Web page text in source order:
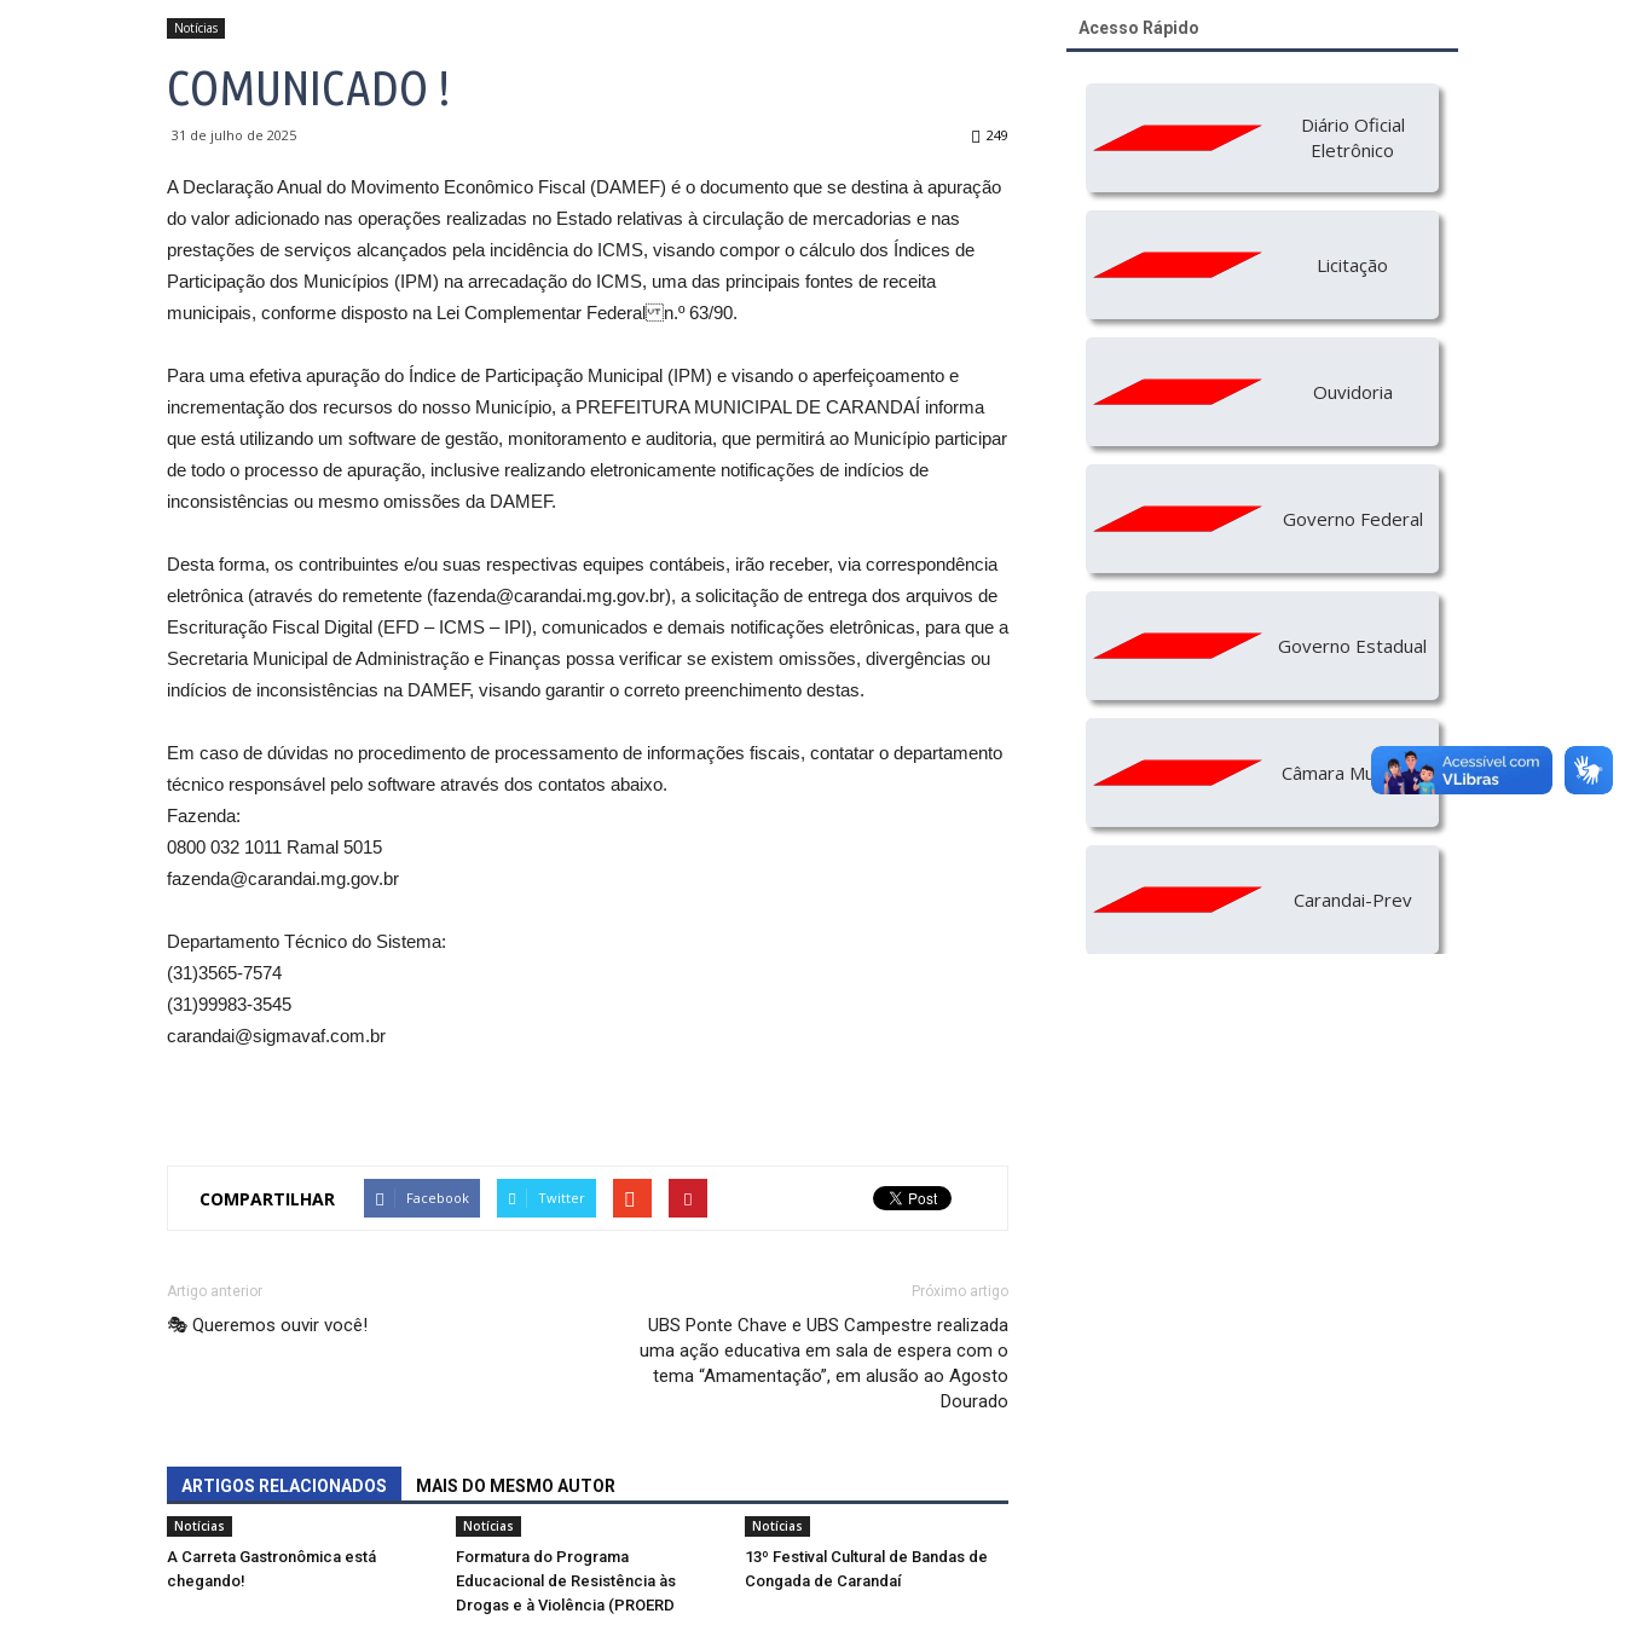
Notícias
COMUNICADO !
31 de julho de 2025 249
A Declaração Anual do Movimento Econômico Fiscal (DAMEF) é o documento que se destina à apuração
do valor adicionado nas operações realizadas no Estado relativas à circulação de mercadorias e nas
prestações de serviços alcançados pela incidência do ICMS, visando compor o cálculo dos Índices de
Participação dos Municípios (IPM) na arrecadação do ICMS, uma das principais fontes de receita
municipais, conforme disposto na Lei Complementar Federal n.º 63/90.
Para uma efetiva apuração do Índice de Participação Municipal (IPM) e visando o aperfeiçoamento e
incrementação dos recursos do nosso Município, a PREFEITURA MUNICIPAL DE CARANDAÍ informa
que está utilizando um software de gestão, monitoramento e auditoria, que permitirá ao Município participar
de todo o processo de apuração, inclusive realizando eletronicamente notificações de indícios de
inconsistências ou mesmo omissões da DAMEF.
Desta forma, os contribuintes e/ou suas respectivas equipes contábeis, irão receber, via correspondência
eletrônica (através do remetente (fazenda@carandai.mg.gov.br), a solicitação de entrega dos arquivos de
Escrituração Fiscal Digital (EFD – ICMS – IPI), comunicados e demais notificações eletrônicas, para que a
Secretaria Municipal de Administração e Finanças possa verificar se existem omissões, divergências ou
indícios de inconsistências na DAMEF, visando garantir o correto preenchimento destas.
Em caso de dúvidas no procedimento de processamento de informações fiscais, contatar o departamento
técnico responsável pelo software através dos contatos abaixo.
Fazenda:
0800 032 1011 Ramal 5015
fazenda@carandai.mg.gov.br
Departamento Técnico do Sistema:
(31)3565-7574
(31)99983-3545
carandai@sigmavaf.com.br
COMPARTILHAR Facebook Twitter
Artigo anterior
🎭 Queremos ouvir você!
Próximo artigo
UBS Ponte Chave e UBS Campestre realizada
uma ação educativa em sala de espera com o
tema “Amamentação”, em alusão ao Agosto
Dourado
ARTIGOS RELACIONADOS MAIS DO MESMO AUTOR
Notícias
A Carreta Gastronômica está
chegando!
Notícias
Formatura do Programa
Educacional de Resistência às
Drogas e à Violência (PROERD
Notícias
13º Festival Cultural de Bandas de
Congada de Carandaí
Acesso Rápido
Diário Oficial
Eletrônico
Licitação
Ouvidoria
Governo Federal
Governo Estadual
Câmara Municipal
Carandai-Prev